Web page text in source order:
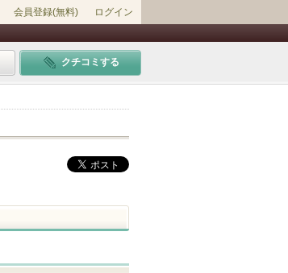
会員登録(無料) ログイン
クチコミする